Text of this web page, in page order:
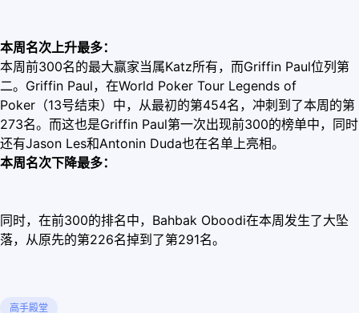
本周名次上升最多：
本周前300名的最大赢家当属Katz所有，而Griffin Paul位列第
二。Griffin Paul，在World Poker Tour Legends of
Poker（13号结束）中，从最初的第454名，冲刺到了本周的第
273名。而这也是Griffin Paul第一次出现前300的榜单中，同时
还有Jason Les和Antonin Duda也在名单上亮相。
本周名次下降最多：
同时，在前300的排名中，Bahbak Oboodi在本周发生了大坠
落，从原先的第226名掉到了第291名。
高手殿堂